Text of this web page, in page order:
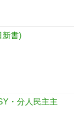
新書)
・分人民主主